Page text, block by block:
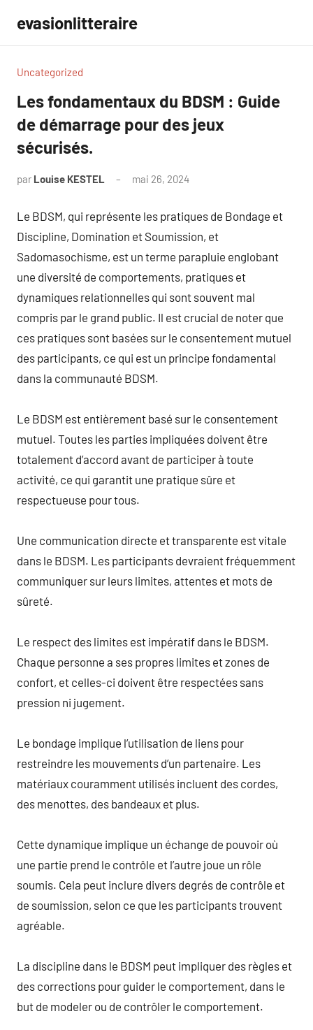
contenu
evasionlitteraire
Uncategorized
Les fondamentaux du BDSM : Guide
de démarrage pour des jeux
sécurisés.
par Louise KESTEL mai 26, 2024
Le BDSM, qui représente les pratiques de Bondage et
Discipline, Domination et Soumission, et
Sadomasochisme, est un terme parapluie englobant
une diversité de comportements, pratiques et
dynamiques relationnelles qui sont souvent mal
compris par le grand public. Il est crucial de noter que
ces pratiques sont basées sur le consentement mutuel
des participants, ce qui est un principe fondamental
dans la communauté BDSM.
Le BDSM est entièrement basé sur le consentement
mutuel. Toutes les parties impliquées doivent être
totalement d’accord avant de participer à toute
activité, ce qui garantit une pratique sûre et
respectueuse pour tous.
Une communication directe et transparente est vitale
dans le BDSM. Les participants devraient fréquemment
communiquer sur leurs limites, attentes et mots de
sûreté.
Le respect des limites est impératif dans le BDSM.
Chaque personne a ses propres limites et zones de
confort, et celles-ci doivent être respectées sans
pression ni jugement.
Le bondage implique l’utilisation de liens pour
restreindre les mouvements d’un partenaire. Les
matériaux couramment utilisés incluent des cordes,
des menottes, des bandeaux et plus.
Cette dynamique implique un échange de pouvoir où
une partie prend le contrôle et l’autre joue un rôle
soumis. Cela peut inclure divers degrés de contrôle et
de soumission, selon ce que les participants trouvent
agréable.
La discipline dans le BDSM peut impliquer des règles et
des corrections pour guider le comportement, dans le
but de modeler ou de contrôler le comportement.